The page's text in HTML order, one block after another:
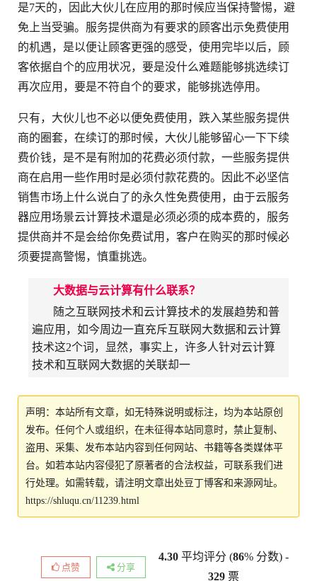
是7天的，因此大伙儿在应用的那时候应当保持警惕，避
免上当受骗。服务提供商为有要求的顾客出示免费使用
的机遇，是以便让顾客更强的感受，使用完毕以后，顾
客依据自个的应用状况，要是没什么难题能够挑选续订
再次应用，要是不符自个的要求，能够挑选停用。
只有，大伙儿也不必以便免费使用，跌入某些服务提供
商的圈套，在续订的那时候，大伙儿能够留心一下下续
费价钱，是不是有附加的花费必须付款，一些服务提供
商在启用一些作用时是必须付款花费的。因此不必坚信
销售市场上什么说白了的永久性免费使用，由于云服务
器应用场景云计算技术還是必须必须的成本费的，服务
提供商并不是会给你免费试用，客户在购买的那时候必
须要提高警惕，慎重挑选。
大数据与云计算有什么联系？
随之互联网技术和云计算技术的发展趋势和普
遍应用，如今周边一直充斥互联网大数据和云计算
技术这2个词，显然，事实上，许多人针对云计算
技术和互联网大数据的关联却一
声明：本站所有文章，如无特殊说明或标注，均为本站原创
发布。任何个人或组织，在未征得本站同意时，禁止复制、
盗用、采集、发布本站内容到任何网站、书籍等各类媒体平
台。如若本站内容侵犯了原著者的合法权益，可联系我们进
行处理。如需转载，请注明文章出处豆丁博客和来源网址。
https://shluqu.cn/11239.html
点赞 分享
4.30 平均评分 (86% 分数) -
329 票